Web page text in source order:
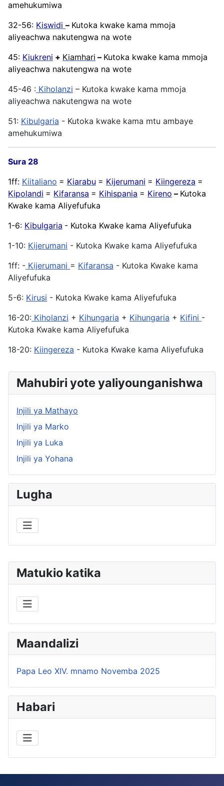
Matukio katika
Maandalizi
Papa Leo XIV. mnamo Novemba 2025
Habari
amehukumiwa
32-56: Kiswidi – Kutoka kwake kama mmoja
aliyeachwa nakutengwa na wote
45: Kiukreni + Kiamhari – Kutoka kwake kama mmoja
aliyeachwa nakutengwa na wote
45-46 : Kiholanzi – Kutoka kwake kama mmoja
aliyeachwa nakutengwa na wote
51: Kibulgaria - Kutoka kwake kama mtu ambaye
amehukumiwa
Sura 28
1ff: Kiitaliano = Kiarabu = Kijerumani = Kiingereza =
Kipolandi = Kifaransa = Kihispania = Kireno – Kutoka
Kwake kama Aliyefufuka
1-6: Kibulgaria - Kutoka Kwake kama Aliyefufuka
1-10: Kijerumani - Kutoka Kwake kama Aliyefufuka
1ff: - Kijerumani = Kifaransa - Kutoka Kwake kama
Aliyefufuka
5-6: Kirusi - Kutoka Kwake kama Aliyefufuka
16-20: Kiholanzi + Kihungaria + Kihungaria + Kifini -
Kutoka Kwake kama Aliyefufuka
18-20: Kiingereza - Kutoka Kwake kama Aliyefufuka
Mahubiri yote yaliyounganishwa
Injili ya Mathayo
Injili ya Marko
Injili ya Luka
Injili ya Yohana
Lugha